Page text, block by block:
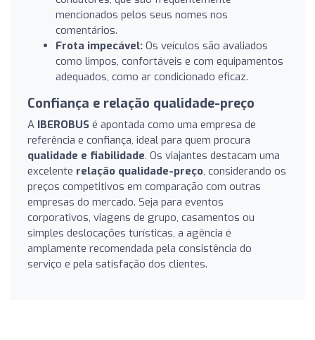
mencionados pelos seus nomes nos
comentários.
Frota impecável: Os veículos são avaliados
como limpos, confortáveis e com equipamentos
adequados, como ar condicionado eficaz.
Confiança e relação qualidade-preço
A IBEROBUS é apontada como uma empresa de
referência e confiança, ideal para quem procura
qualidade e fiabilidade. Os viajantes destacam uma
excelente relação qualidade-preço, considerando os
preços competitivos em comparação com outras
empresas do mercado. Seja para eventos
corporativos, viagens de grupo, casamentos ou
simples deslocações turísticas, a agência é
amplamente recomendada pela consistência do
serviço e pela satisfação dos clientes.